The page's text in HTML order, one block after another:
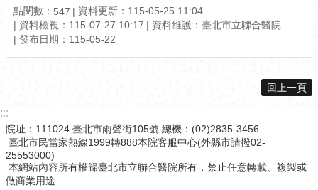
點閱數： 547
資料更新：115-05-25 11:04
資料檢視：115-07-27 10:17
資料維護：臺北市立聯合醫院
發布日期：115-05-22
回上一頁
:::
院址：111024 臺北市雨聲街105號 總機：(02)2835-3456
臺北市民當家熱線1999轉888本院客服中心(外縣市請撥02-
25553000)
本網站內容所有權歸臺北市立聯合醫院所有，禁止任意轉載、複製或
做商業用途